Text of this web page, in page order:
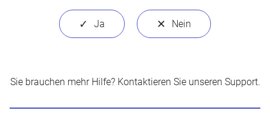
Sie brauchen mehr Hilfe? Kontaktieren Sie unseren Support.